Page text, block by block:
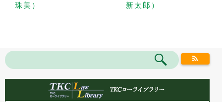
珠美）
新太郎）